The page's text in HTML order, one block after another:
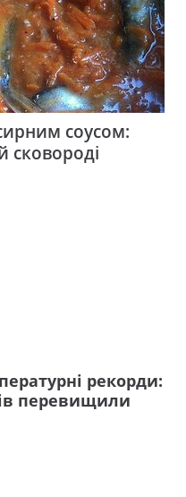
соусом:
сковороді
рекорди:
перевищили